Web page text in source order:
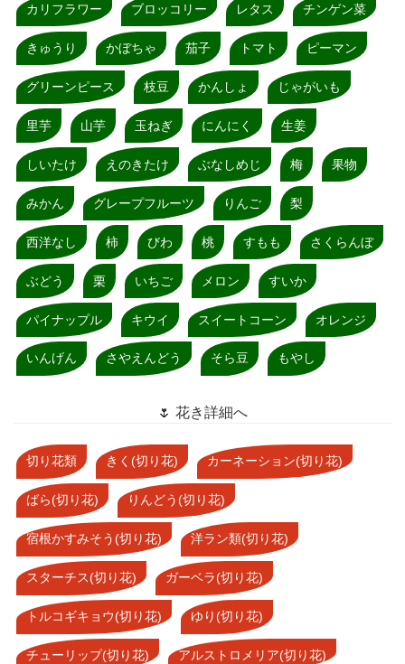
カリフラワー ブロッコリー レタス チンゲン菜
きゅうり かぼちゃ 茄子 トマト ピーマン
グリーンピース 枝豆 かんしょ じゃがいも
里芋 山芋 玉ねぎ にんにく 生姜
しいたけ えのきたけ ぶなしめじ 梅 果物
みかん グレープフルーツ りんご 梨
西洋なし 柿 びわ 桃 すもも さくらんぼ
ぶどう 栗 いちご メロン すいか
パイナップル キウイ スイートコーン オレンジ
いんげん さやえんどう そら豆 もやし
🌷 花き詳細へ
切り花類 きく(切り花) カーネーション(切り花)
ばら(切り花) りんどう(切り花)
宿根かすみそう(切り花) 洋ラン類(切り花)
スターチス(切り花) ガーベラ(切り花)
トルコギキョウ(切り花) ゆり(切り花)
チューリップ(切り花) アルストロメリア(切り花)